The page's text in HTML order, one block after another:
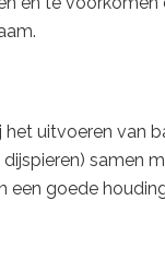
uitvoeren van
samen
een goede